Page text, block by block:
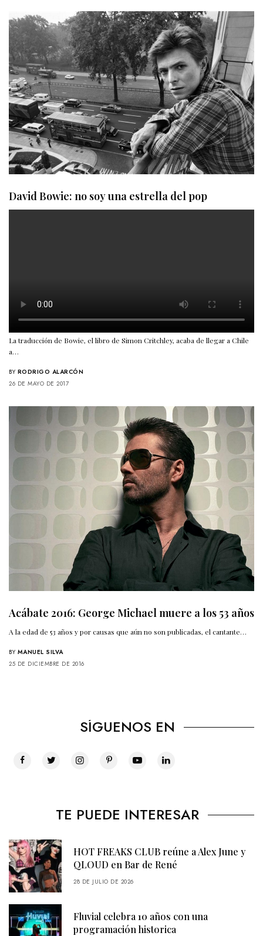
David Bowie: no soy una estrella del pop
La traducción de Bowie, el libro de Simon Critchley, acaba de llegar a Chile
a…
BY RODRIGO ALARCÓN
26 DE MAYO DE 2017
Acábate 2016: George Michael muere a los 53 años
A la edad de 53 años y por causas que aún no son publicadas, el cantante…
BY MANUEL SILVA
25 DE DICIEMBRE DE 2016
SÍGUENOS EN
TE PUEDE INTERESAR
HOT FREAKS CLUB reúne a Alex June y
QLOUD en Bar de René
28 DE JULIO DE 2026
Fluvial celebra 10 años con una
programación historica